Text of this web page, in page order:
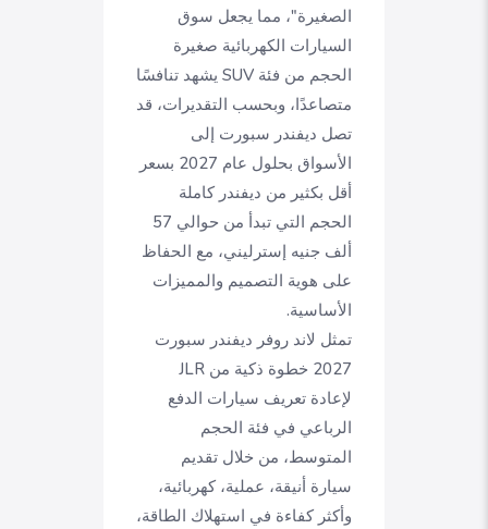
الصغيرة"، مما يجعل سوق
السيارات الكهربائية صغيرة
الحجم من فئة SUV يشهد تنافسًا
متصاعدًا، وبحسب التقديرات، قد
تصل ديفندر سبورت إلى
الأسواق بحلول عام 2027 بسعر
أقل بكثير من ديفندر كاملة
الحجم التي تبدأ من حوالي 57
ألف جنيه إسترليني، مع الحفاظ
على هوية التصميم والمميزات
الأساسية.
تمثل لاند روفر ديفندر سبورت
2027 خطوة ذكية من JLR
لإعادة تعريف سيارات الدفع
الرباعي في فئة الحجم
المتوسط، من خلال تقديم
سيارة أنيقة، عملية، كهربائية،
وأكثر كفاءة في استهلاك الطاقة،